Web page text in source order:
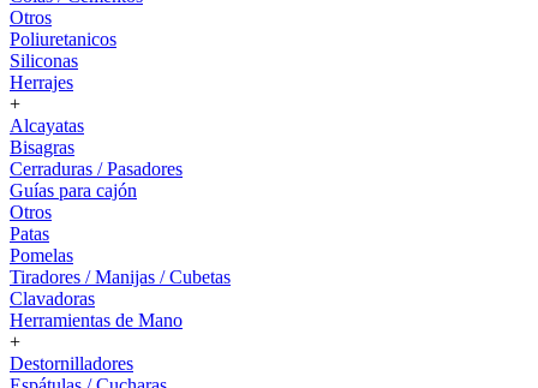
Otros
Poliuretanicos
Siliconas
Herrajes
+
Alcayatas
Bisagras
Cerraduras / Pasadores
Guías para cajón
Otros
Patas
Pomelas
Tiradores / Manijas / Cubetas
Clavadoras
Herramientas de Mano
+
Destornilladores